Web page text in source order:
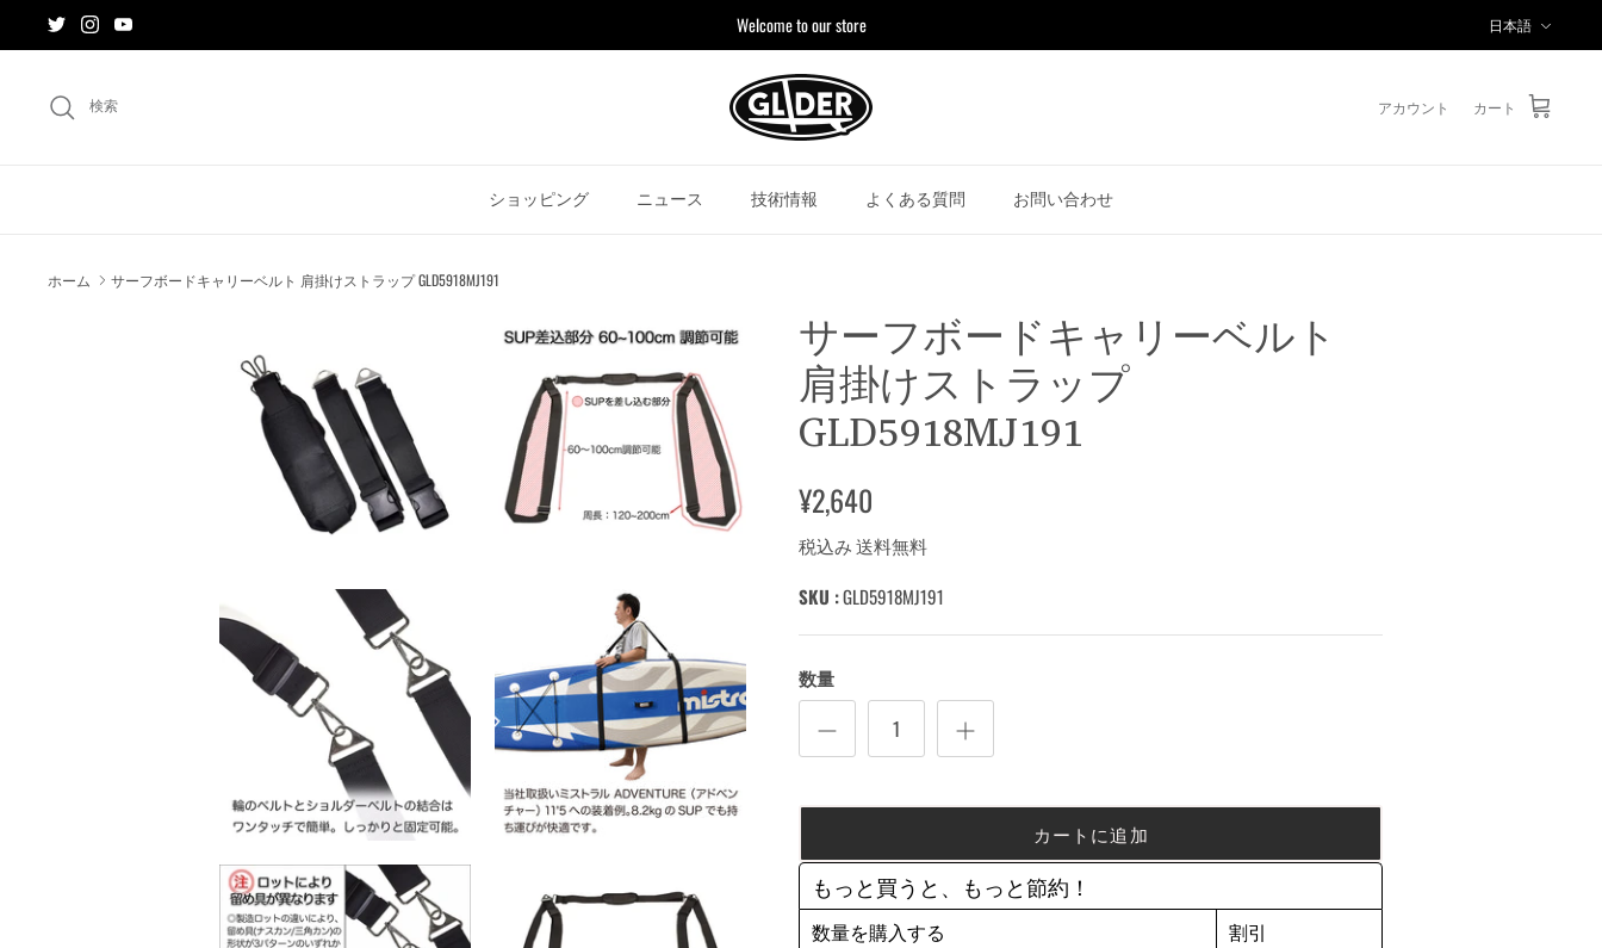
Welcome to our store
語
日本語
検索 アカウント カート
ショッピング ニュース 技術情報 よくある質問 お問い合わせ
ホーム サーフボードキャリーベルト 肩掛けストラップ GLD5918MJ191
サーフボードキャリーベルト
肩掛けストラップ
GLD5918MJ191
¥2,640
税込み 送料無料
SKU :GLD5918MJ191
数量
カートに追加
もっと買うと、もっと節約！
数量を購入する 割引